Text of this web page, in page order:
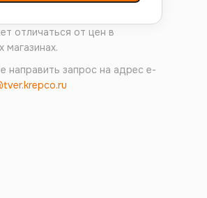
отличаться от цен в
магазинах.
направить запрос на адрес e-